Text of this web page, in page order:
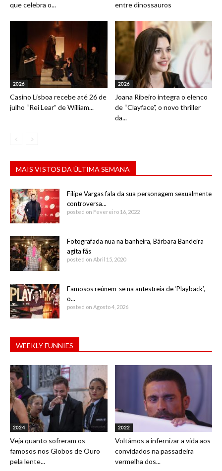
que celebra o...
entre dinossauros
2026
Casino Lisboa recebe até 26 de
julho “Rei Lear” de William...
2026
Joana Ribeiro integra o elenco
de “Clayface”, o novo thriller
da...
MAIS VISTOS DA ÚLTIMA SEMANA
Filipe Vargas fala da sua personagem sexualmente
controversa...
posted on Fevereiro 16, 2022
Fotografada nua na banheira, Bárbara Bandeira
agita fãs
posted on Abril 15, 2020
Famosos reúnem-se na antestreia de ‘Playback’,
o...
posted on Agosto 4, 2026
WEEKLY FUNNIES
2024
Veja quanto sofreram os
famosos nos Globos de Ouro
pela lente...
2022
Voltámos a infernizar a vida aos
convidados na passadeira
vermelha dos...